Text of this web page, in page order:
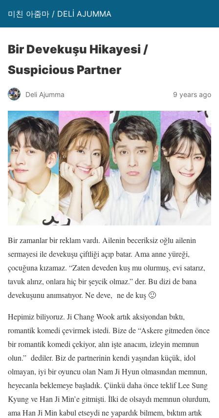
미친 아줌마 / DELİ AJUMMA
Bir Devekuşu Hikayesi /
Suspicious Partner
Deli Ajumma 9 years ago
Bir zamanlar bir reklam vardı. Ailenin beceriksiz oğlu ailenin
sermayesi ile devekuşu çiftliği açıp batar. Ama anne yüreği,
çocuğuna kızamaz. “Zaten deveden kuş mu olurmuş, evi satarız,
tavuk alırız, onlara hiç bir şeycik olmaz.” der. Bu dizi de bana
devekuşunu anımsatıyor. Ne deve, ne de kuş 🙂
Hepimiz biliyoruz. Ji Chang Wook artık aksiyondan bıktı,
romantik komedi çevirmek istedi. Bize de “Askere gitmeden önce
bir romantik komedi çekiyor, alın işte anacım, izleyin memnun
olun.” dediler. Biz de partnerinin kendi yaşından küçük, idol
olmayan, iyi bir oyuncu olan Nam Ji Hyun olmasından memnun,
heyecanla beklemeye başladık. Çünkü daha önce teklif Lee Sung
Kyung ve Han Ji Min’e gitmişti. İlki de olsaydı memnun olurdum,
ama Han Ji Min kabul etseydi ne yapardık bilmem, bıktım artık